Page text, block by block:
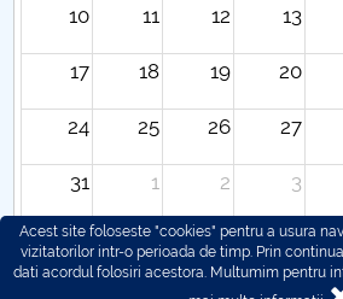
10 11 12 13
17 18 19 20
24 25 26 27
31 1 2 3
Acest site foloseste "cookies" pentru a usura
vizitatorilor intr-o perioada de timp. Prin
dati acordul folosiri acestora. Multumim pentru